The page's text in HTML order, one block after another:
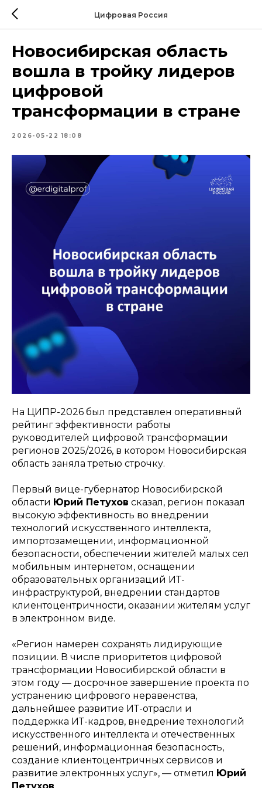
Цифровая Россия
Новосибирская область
вошла в тройку лидеров
цифровой
трансформации в стране
2026-05-22 18:08
На ЦИПР-2026 был представлен оперативный
рейтинг эффективности работы
руководителей цифровой трансформации
регионов 2025/2026, в котором Новосибирская
область заняла третью строчку.
Первый вице-губернатор Новосибирской
области Юрий Петухов сказал, регион показал
высокую эффективность во внедрении
технологий искусственного интеллекта,
импортозамещении, информационной
безопасности, обеспечении жителей малых сел
мобильным интернетом, оснащении
образовательных организаций ИТ-
инфраструктурой, внедрении стандартов
клиентоцентричности, оказании жителям услуг
в электронном виде.
«Регион намерен сохранять лидирующие
позиции. В числе приоритетов цифровой
трансформации Новосибирской области в
этом году — досрочное завершение проекта по
устранению цифрового неравенства,
дальнейшее развитие ИТ-отрасли и
поддержка ИТ-кадров, внедрение технологий
искусственного интеллекта и отечественных
решений, информационная безопасность,
создание клиентоцентричных сервисов и
развитие электронных услуг», — отметил Юрий